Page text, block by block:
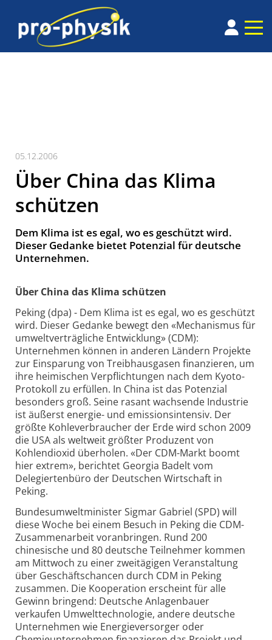
05.12.2006
Über China das Klima
schützen
Dem Klima ist es egal, wo es geschützt wird.
Dieser Gedanke bietet Potenzial für deutsche
Unternehmen.
Über China das Klima schützen
Peking (dpa) - Dem Klima ist es egal, wo es geschützt
wird. Dieser Gedanke bewegt den «Mechanismus für
umweltverträgliche Entwicklung» (CDM):
Unternehmen können in anderen Ländern Projekte
zur Einsparung von Treibhausgasen finanzieren, um
ihre heimischen Verpflichtungen nach dem Kyoto-
Protokoll zu erfüllen. In China ist das Potenzial
besonders groß. Seine rasant wachsende Industrie
ist äußerst energie- und emissionsintensiv. Der
größte Kohleverbraucher der Erde wird schon 2009
die USA als weltweit größter Produzent von
Kohlendioxid überholen. «Der CDM-Markt boomt
hier extrem», berichtet Georgia Badelt vom
Delegiertenbüro der Deutschen Wirtschaft in
Peking.
Bundesumweltminister Sigmar Gabriel (SPD) will
diese Woche bei einem Besuch in Peking die CDM-
Zusammenarbeit voranbringen. Rund 200
chinesische und 80 deutsche Teilnehmer kommen
am Mittwoch zu einer zweitägigen Veranstaltung
über Geschäftschancen durch CDM in Peking
zusammen. Die Kooperation erscheint für alle
Gewinn bringend: Deutsche Anlagenbauer
verkaufen Umwelttechnologie, andere deutsche
Unternehmen wie Energieversorger oder